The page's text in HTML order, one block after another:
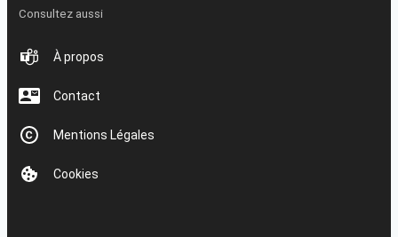
Consultez aussi
À propos
Contact
Mentions Légales
Cookies